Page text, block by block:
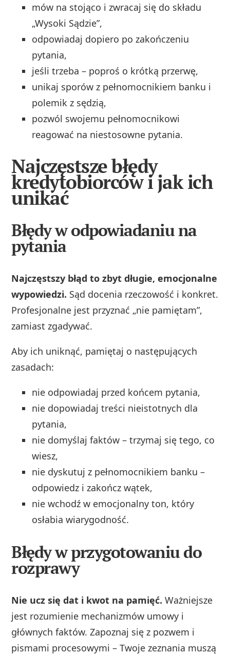
mów na stojąco i zwracaj się do składu
„Wysoki Sądzie”,
odpowiadaj dopiero po zakończeniu
pytania,
jeśli trzeba – poproś o krótką przerwę,
unikaj sporów z pełnomocnikiem banku i
polemik z sędzią,
pozwól swojemu pełnomocnikowi
reagować na niestosowne pytania.
Najczęstsze błędy
kredytobiorców i jak ich
unikać
Błędy w odpowiadaniu na
pytania
Najczęstszy błąd to zbyt długie, emocjonalne
wypowiedzi. Sąd docenia rzeczowość i konkret.
Profesjonalne jest przyznać „nie pamiętam”,
zamiast zgadywać.
Aby ich uniknąć, pamiętaj o następujących
zasadach:
nie odpowiadaj przed końcem pytania,
nie dopowiadaj treści nieistotnych dla
pytania,
nie domyślaj faktów – trzymaj się tego, co
wiesz,
nie dyskutuj z pełnomocnikiem banku –
odpowiedz i zakończ wątek,
nie wchodź w emocjonalny ton, który
osłabia wiarygodność.
Błędy w przygotowaniu do
rozprawy
Nie ucz się dat i kwot na pamięć. Ważniejsze
jest rozumienie mechanizmów umowy i
głównych faktów. Zapoznaj się z pozwem i
pismami procesowymi – Twoje zeznania muszą